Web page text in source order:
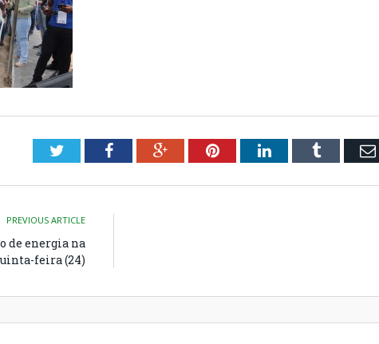
TwitterFacebookGoogle+PinterestLinkedInTumblr
PREVIOUS ARTICLE
de energia na
feira (24)